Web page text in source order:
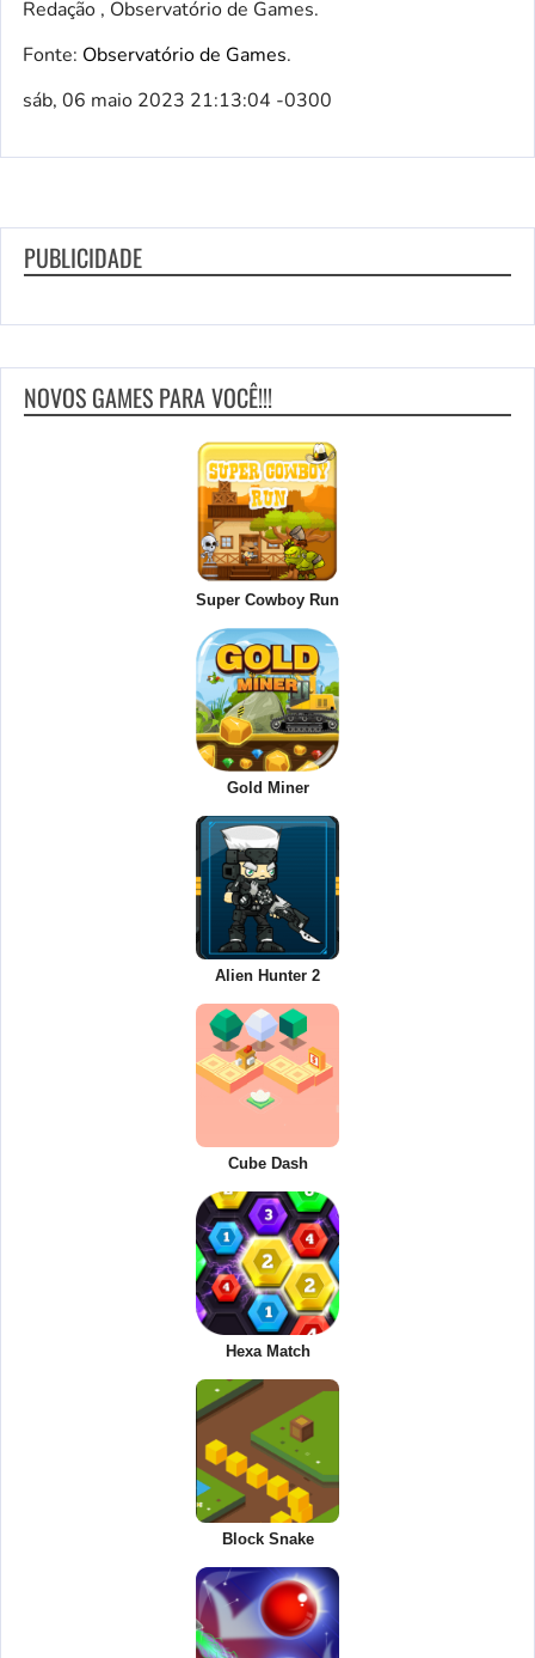
Redação , Observatório de Games.
Fonte: Observatório de Games.
sáb, 06 maio 2023 21:13:04 -0300
PUBLICIDADE
NOVOS GAMES PARA VOCÊ!!!
Super Cowboy Run
Gold Miner
Alien Hunter 2
Cube Dash
Hexa Match
Block Snake